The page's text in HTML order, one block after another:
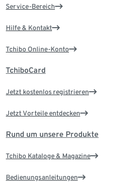
Service-Bereich
Hilfe & Kontakt
Tchibo Online-Konto
TchiboCard
Jetzt kostenlos registrieren
Jetzt Vorteile entdecken
Rund um unsere Produkte
Tchibo Kataloge & Magazine
Bedienungsanleitungen